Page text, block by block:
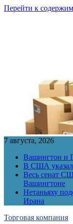
Перейти к
7 августа, 2026
Вашингтон и
В США
Весь сенат
Вашингтоне
Нетаньяху
Ирана
Торговая компания